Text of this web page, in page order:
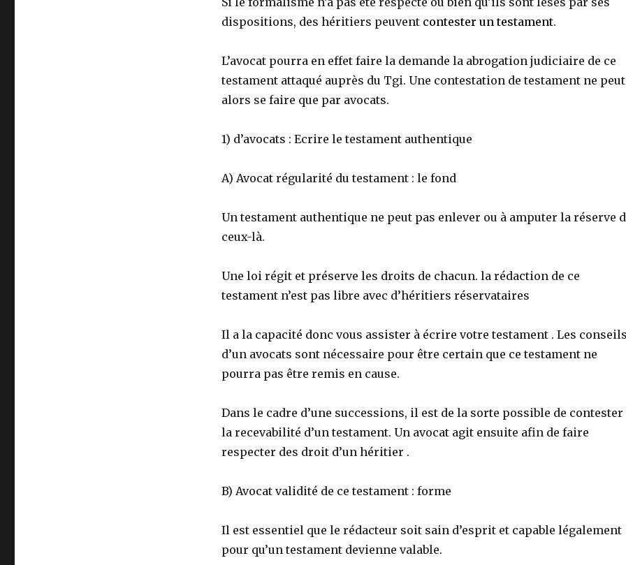
dispositions, des héritiers peuventcontester un testament.
L’avocat pourra en effet faire la demande la abrogation judiciaire de ce
testament attaqué auprès du Tgi. Une contestation de testament ne peut
alors se faire que par avocats.
1) d’avocats : Ecrire le testament authentique
A) Avocat régularité du testament : le fond
Un testament authentique ne peut pas enlever ou à amputer la réserve
ceux-là.
Une loi régit et préserve les droits de chacun. la rédaction de ce
testament n’est pas libre avec d’héritiers réservataires
Il a la capacité donc vous assister à écrire votre testament . Les
d’un avocats sont nécessaire pour être certain que ce testament ne
pourra pas être remis en cause.
Dans le cadre d’une successions, il est de la sorte possible de contester
la recevabilité d’un testament. Un avocat agit ensuite afin de faire
respecter des droit d’un héritier .
B) Avocat validité de ce testament : forme
Il est essentiel que le rédacteur soit sain d’esprit et capable légalement
pour qu’un testament devienne valable.